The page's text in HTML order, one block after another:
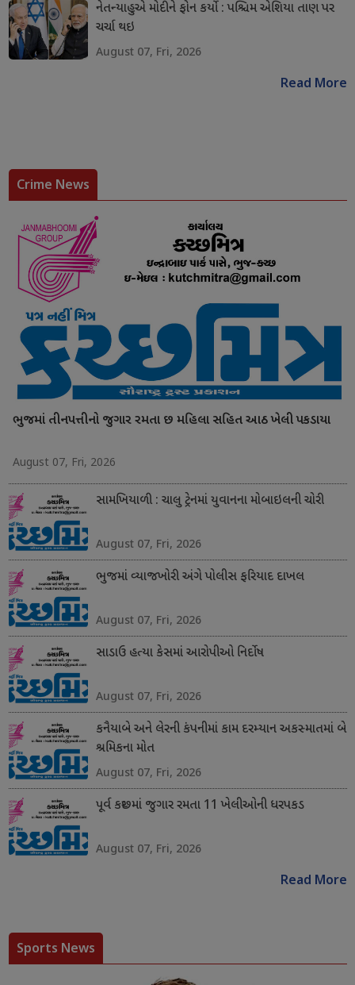
નેતન્યાહુએ મોદીને ફોન કર્યો : પશ્ચિમ એશિયા તાણ પર
ચર્ચા થઇ
August 07, Fri, 2026
Read More
Crime News
ભુજમાં તીનપત્તીનો જુગાર રમતા છ મહિલા સહિત આઠ ખેલી પકડાયા
August 07, Fri, 2026
સામખિયાળી : ચાલુ ટ્રેનમાં યુવાનના મોબાઇલની ચોરી
August 07, Fri, 2026
ભુજમાં વ્યાજખોરી અંગે પોલીસ ફરિયાદ દાખલ
August 07, Fri, 2026
સાડાઉ હત્યા કેસમાં આરોપીઓ નિર્દોષ
August 07, Fri, 2026
કનૈયાબે અને લેરની કંપનીમાં કામ દરમ્યાન અકસ્માતમાં બે
શ્રમિકના મોત
August 07, Fri, 2026
પૂર્વ કચ્છમાં જુગાર રમતા 11 ખેલીઓની ધરપકડ
August 07, Fri, 2026
Read More
Sports News